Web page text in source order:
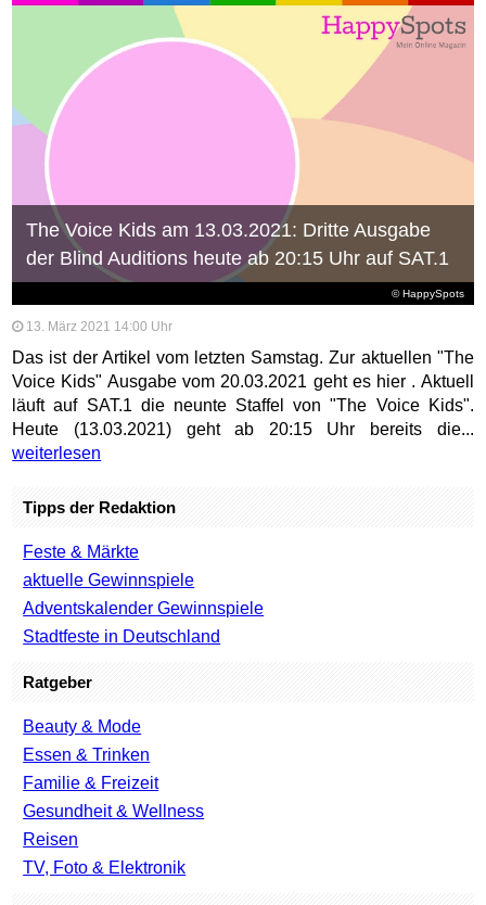
© HappySpots
The Voice Kids am 13.03.2021: Dritte Ausgabe
der Blind Auditions heute ab 20:15 Uhr auf SAT.1
13. März 2021 14:00 Uhr
Das ist der Artikel vom letzten Samstag. Zur aktuellen "The
Voice Kids" Ausgabe vom 20.03.2021 geht es hier . Aktuell
läuft auf SAT.1 die neunte Staffel von "The Voice Kids".
Heute (13.03.2021) geht ab 20:15 Uhr bereits die...
weiterlesen
Tipps der Redaktion
Feste & Märkte
aktuelle Gewinnspiele
Adventskalender Gewinnspiele
Stadtfeste in Deutschland
Ratgeber
Beauty & Mode
Essen & Trinken
Familie & Freizeit
Gesundheit & Wellness
Reisen
TV, Foto & Elektronik